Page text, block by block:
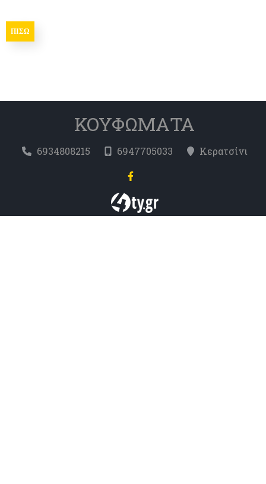
ΠΊΣΩ
ΚΟΥΦΩΜΑΤΑ
6934808215 6947705033 Κερατσίνι